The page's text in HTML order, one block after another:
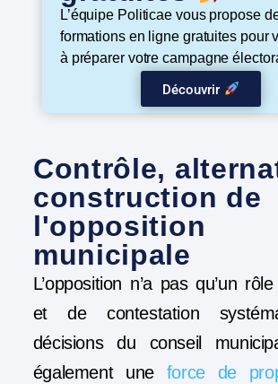
L’équipe Politicae vous propose
formations en ligne gratuites pour
à préparer votre campagne
Découvrir
Contrôle,
construction de
l'opposition
municipale
L’opposition n’a pas qu’un
et de contestation
décisions du conseil
également une force de